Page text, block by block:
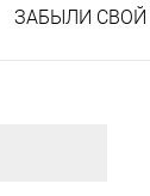
ЗАБЫЛИ СВОЙ